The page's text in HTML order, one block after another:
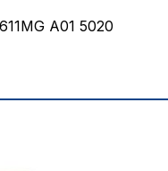
A01 5020